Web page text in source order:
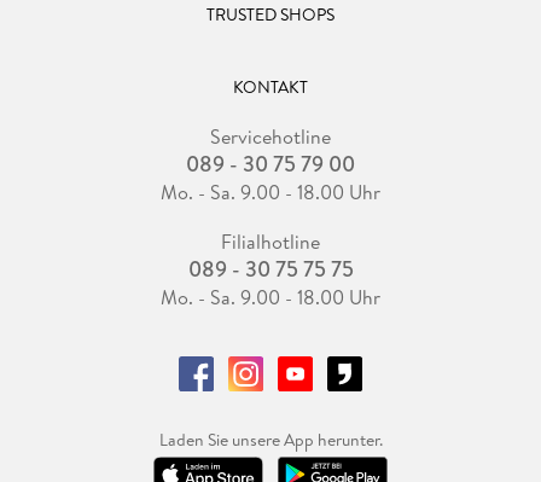
TRUSTED SHOPS
KONTAKT
Servicehotline
089 - 30 75 79 00
Mo. - Sa. 9.00 - 18.00 Uhr
Filialhotline
089 - 30 75 75 75
Mo. - Sa. 9.00 - 18.00 Uhr
Laden Sie unsere App herunter.